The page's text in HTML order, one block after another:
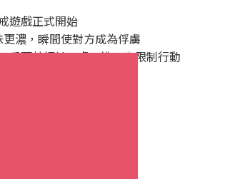
遊戲正式開始
濃，瞬間使對方成為俘虜
手頸禁錮於一處，進一步限制行動
方式，敬請見諒！